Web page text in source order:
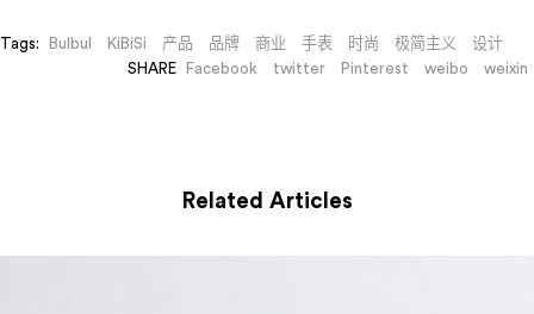
Tags: Bulbul KiBiSi 产品 品牌 商业 手表 时尚 极简主义
设计
SHARE
Facebook twitter Pinterest weibo weixin
Related Articles